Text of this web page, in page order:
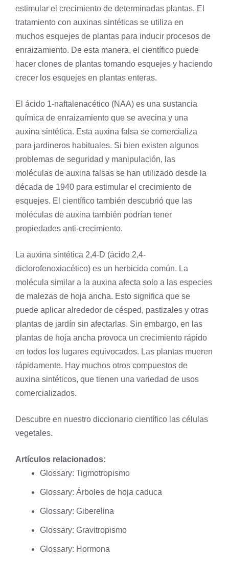
estimular el crecimiento de determinadas plantas. El
tratamiento con auxinas sintéticas se utiliza en
muchos esquejes de plantas para inducir procesos de
enraizamiento. De esta manera, el científico puede
hacer clones de plantas tomando esquejes y haciendo
crecer los esquejes en plantas enteras.
El ácido 1-naftalenacético (NAA) es una sustancia
química de enraizamiento que se avecina y una
auxina sintética. Esta auxina falsa se comercializa
para jardineros habituales. Si bien existen algunos
problemas de seguridad y manipulación, las
moléculas de auxina falsas se han utilizado desde la
década de 1940 para estimular el crecimiento de
esquejes. El científico también descubrió que las
moléculas de auxina también podrían tener
propiedades anti-crecimiento.
La auxina sintética 2,4-D (ácido 2,4-
diclorofenoxiacético) es un herbicida común. La
molécula similar a la auxina afecta solo a las especies
de malezas de hoja ancha. Esto significa que se
puede aplicar alrededor de césped, pastizales y otras
plantas de jardín sin afectarlas. Sin embargo, en las
plantas de hoja ancha provoca un crecimiento rápido
en todos los lugares equivocados. Las plantas mueren
rápidamente. Hay muchos otros compuestos de
auxina sintéticos, que tienen una variedad de usos
comercializados.
Descubre en nuestro diccionario científico las células
vegetales.
Artículos relacionados:
Glossary: Tigmotropismo
Glossary: Árboles de hoja caduca
Glossary: Giberelina
Glossary: Gravitropismo
Glossary: Hormona